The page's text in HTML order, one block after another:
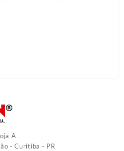
A
- Curitiba - PR